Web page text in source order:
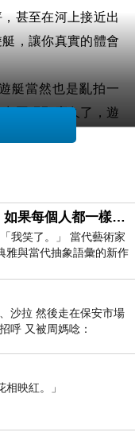
甚至在河上接近出
，讓你真實的體會
艇當然也是亂拍一
國玩那麼久了，遊
是歐洲遊船體驗，
比較晃比較暈；感
良好，遊船的空間
，都不會覺得暈，
，氣氛相當不錯。
，也可以A點上B點
點是黃金海岸的海
的行程，但至少讓
當代藝術家盧嵐新：如果每個人都一樣，這世界該有多無聊？
我笑了。」 當代藝術家
雅與當代抽象語彙的新作
景，描繪了
沙拉 然後走在保安市場
呼 又被周媽唸：
映紅。」